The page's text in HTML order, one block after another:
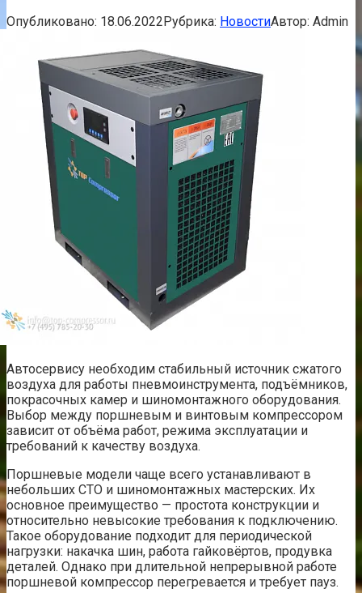
Опубликовано: 18.06.2022Рубрика: НовостиАвтор: Admin
Автосервису необходим стабильный источник сжатого
воздуха для работы пневмоинструмента, подъёмников,
покрасочных камер и шиномонтажного оборудования.
Выбор между поршневым и винтовым компрессором
зависит от объёма работ, режима эксплуатации и
требований к качеству воздуха.
Поршневые модели чаще всего устанавливают в
небольших СТО и шиномонтажных мастерских. Их
основное преимущество — простота конструкции и
относительно невысокие требования к подключению.
Такое оборудование подходит для периодической
нагрузки: накачка шин, работа гайковёртов, продувка
деталей. Однако при длительной непрерывной работе
поршневой компрессор перегревается и требует пауз.